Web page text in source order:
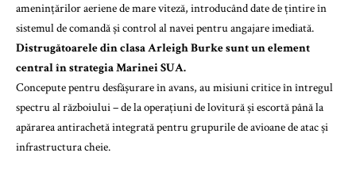
amenințărilor aeriene de mare viteză, introducând date de țintire în
sistemul de comandă și control al navei pentru angajare imediată.
Distrugătoarele din clasa Arleigh Burke sunt un element
central în strategia Marinei SUA.
Concepute pentru desfășurare în avans, au misiuni critice în întregul
spectru al războiului – de la operațiuni de lovitură și escortă până la
apărarea antirachetă integrată pentru grupurile de avioane de atac și
infrastructura cheie.